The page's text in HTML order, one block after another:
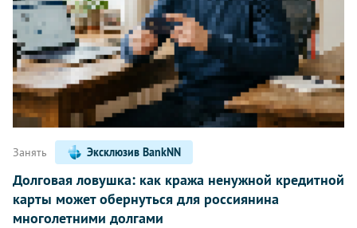
Занять Эксклюзив BankNN
Долговая ловушка: как кража ненужной кредитной
карты может обернуться для россиянина
многолетними долгами